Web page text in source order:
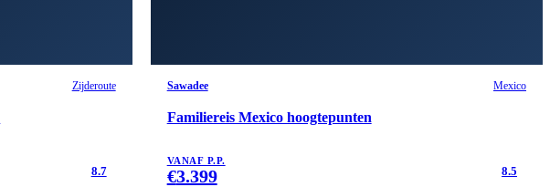
Zijderoute
8.7
Sawadee Mexico
Familiereis Mexico hoogtepunten
VANAF P.P.
€3.399 8.5